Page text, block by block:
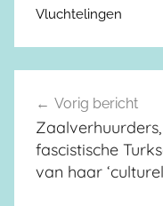
Vluchtelingen
Vorig bericht
fascistische
van haar